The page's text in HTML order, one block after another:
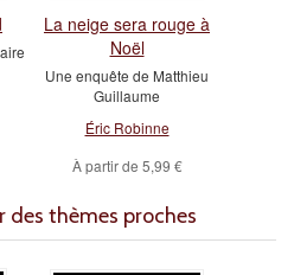
La neige sera rouge à
Noël
Une enquête de Matthieu
Guillaume
Éric Robinne
À partir de 5,99 €
des thèmes proches